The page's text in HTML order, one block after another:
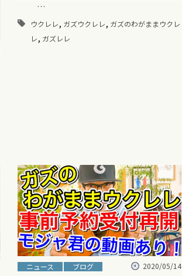
…
ウクレレ, ガズウクレレ, ガズのわがままウクレ
レ, ガズレレ
ニュース ブログ 2020/05/14